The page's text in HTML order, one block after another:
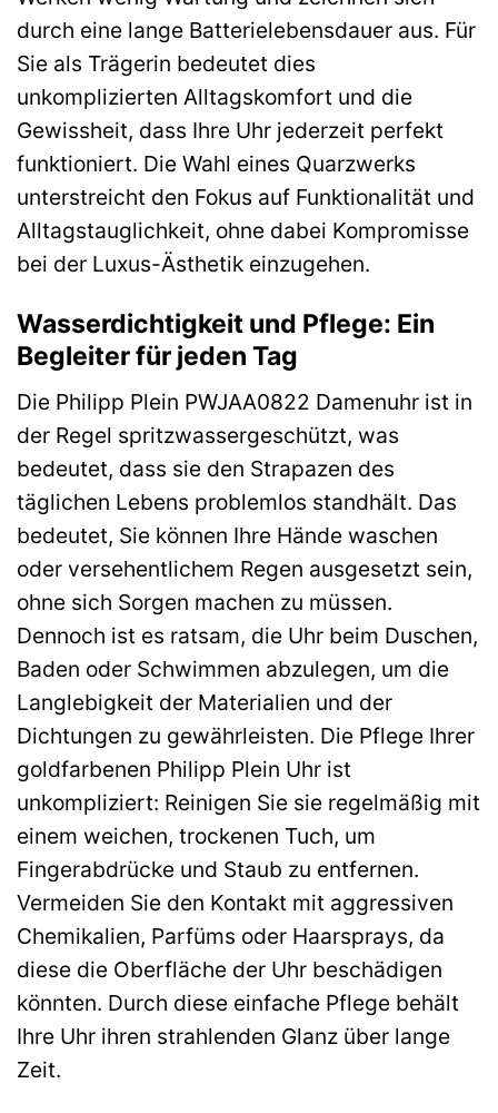
durch eine lange Batterielebensdauer aus. Für
Sie als Trägerin bedeutet dies
unkomplizierten Alltagskomfort und die
Gewissheit, dass Ihre Uhr jederzeit perfekt
funktioniert. Die Wahl eines Quarzwerks
unterstreicht den Fokus auf Funktionalität und
Alltagstauglichkeit, ohne dabei Kompromisse
bei der Luxus-Ästhetik einzugehen.
Wasserdichtigkeit und Pflege: Ein
Begleiter für jeden Tag
Die Philipp Plein PWJAA0822 Damenuhr ist in
der Regel spritzwassergeschützt, was
bedeutet, dass sie den Strapazen des
täglichen Lebens problemlos standhält. Das
bedeutet, Sie können Ihre Hände waschen
oder versehentlichem Regen ausgesetzt sein,
ohne sich Sorgen machen zu müssen.
Dennoch ist es ratsam, die Uhr beim Duschen,
Baden oder Schwimmen abzulegen, um die
Langlebigkeit der Materialien und der
Dichtungen zu gewährleisten. Die Pflege Ihrer
goldfarbenen Philipp Plein Uhr ist
unkompliziert: Reinigen Sie sie regelmäßig mit
einem weichen, trockenen Tuch, um
Fingerabdrücke und Staub zu entfernen.
Vermeiden Sie den Kontakt mit aggressiven
Chemikalien, Parfüms oder Haarsprays, da
diese die Oberfläche der Uhr beschädigen
könnten. Durch diese einfache Pflege behält
Ihre Uhr ihren strahlenden Glanz über lange
Zeit.